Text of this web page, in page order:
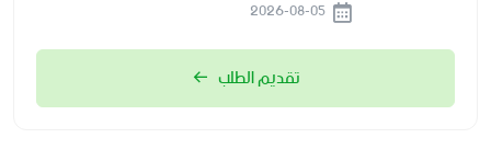
تقديم الطلب